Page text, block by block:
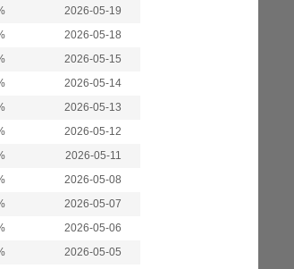
2026-05-19
2026-05-18
2026-05-15
2026-05-14
2026-05-13
2026-05-12
2026-05-11
2026-05-08
2026-05-07
2026-05-06
2026-05-05